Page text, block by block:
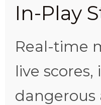
In-Play
Real-time
live
dangerous